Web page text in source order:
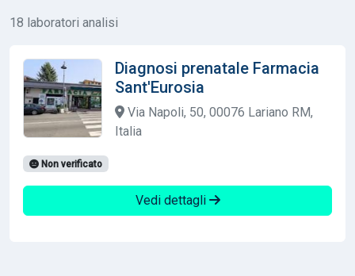
18 laboratori analisi
Diagnosi prenatale Farmacia
Sant'Eurosia
Via Napoli, 50, 00076 Lariano RM,
Italia
Non verificato
Vedi dettagli